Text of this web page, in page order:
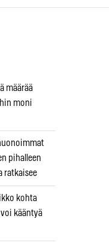
määrää
moni
pihalleen
ratkaisee
kohta
kääntyä